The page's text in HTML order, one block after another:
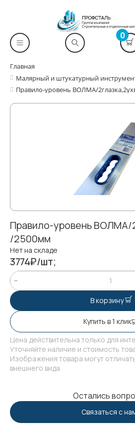
0
Главная
Малярный и штукатурный
Правило-уровень ВОЛМА/
Правило-уровень ВОЛМА/
/2500мм
Нет на складе
3774₽/шт;
В корзину
Купить в 1 клик
Цена действительна только для
Уточняйте наличие и стоимость
Изображения товара могут
внешнего вида.
Остались
Связаться с